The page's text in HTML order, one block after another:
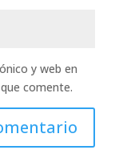
y web en
comente.